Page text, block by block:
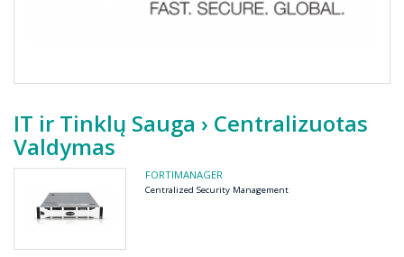
IT ir Tinklų Sauga › Centralizuotas
Valdymas
FORTIMANAGER
Centralized Security Management